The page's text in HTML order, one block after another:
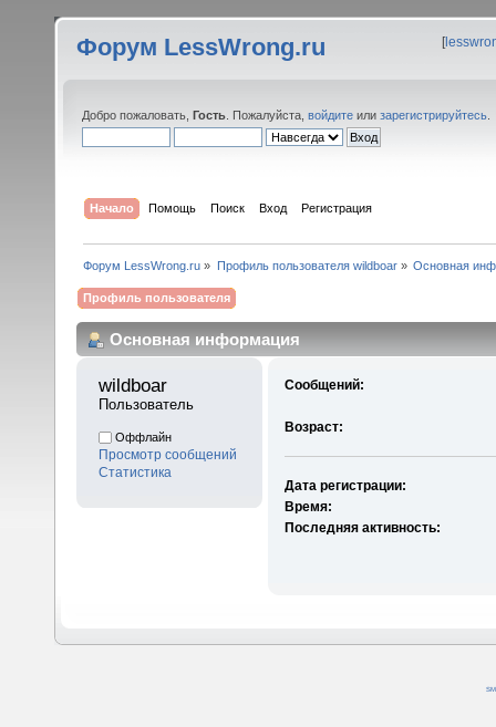
Форум LessWrong.ru [
Добро пожаловать, Гость . Пожалуйста, войдите или зарегистрируйтесь
Начало Помощь Поиск Вход Регистрация
Форум LessWrong.ru » Профиль пользователя wildboar» Основная
Профиль пользователя
Основная информация
wildboar
Пользователь
Оффлайн
Просмотр сообщений
Статистика
Сообщений:
Возраст:
Дата регистрации:
Время:
Последняя активность: